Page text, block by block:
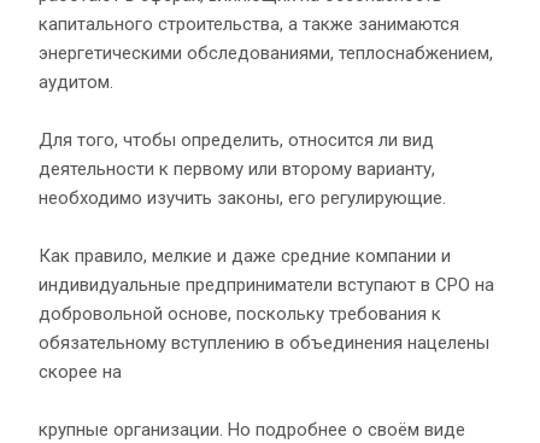
капитального строительства, а также занимаются
энергетическими обследованиями, теплоснабжением,
аудитом.
Для того, чтобы определить, относится ли вид
деятельности к первому или второму варианту,
необходимо изучить законы, его регулирующие.
Как правило, мелкие и даже средние компании и
индивидуальные предприниматели вступают в СРО на
добровольной основе, поскольку требования к
обязательному вступлению в объединения нацелены
скорее на
крупные организации. Но подробнее о своём виде